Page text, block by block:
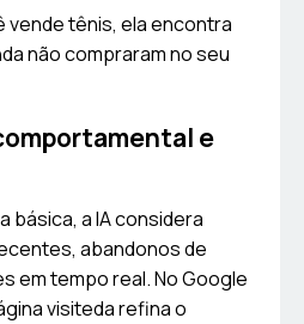
vende tênis, ela encontra
não compraram no seu
e
básica, a IA considera
abandonos de
em tempo real. No Google
visiteda refina o